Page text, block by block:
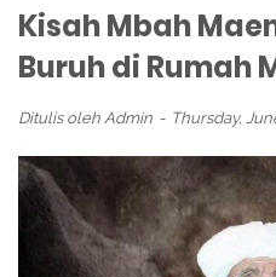
Kisah Mbah
Buruh di Rumah
Ditulis oleh Admin Thursday,